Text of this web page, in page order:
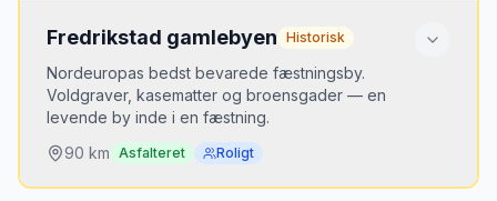
Bedste tidspunkt
Sommer — fjordbad og is i solskin.
Fredrikstad gamlebyen Historisk
Nordeuropas bedst bevarede fæstningsby.
Voldgraver, kasematter og broensgader — en
levende by inde i en fæstning.
90 km Asfalteret Roligt